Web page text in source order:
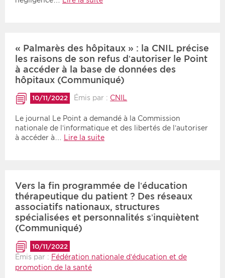
« Palmarès des hôpitaux » : la CNIL précise
les raisons de son refus d’autoriser le Point
à accéder à la base de données des
hôpitaux (Communiqué)
10/11/2022 Émis par : CNIL
Le journal Le Point a demandé à la Commission
nationale de l’informatique et des libertés de l’autoriser
à accéder à…
Lire la suite
Vers la fin programmée de l’éducation
thérapeutique du patient ? Des réseaux
associatifs nationaux, structures
spécialisées et personnalités s’inquiètent
(Communiqué)
10/11/2022
Émis par : Fédération nationale d’éducation et de
promotion de la santé